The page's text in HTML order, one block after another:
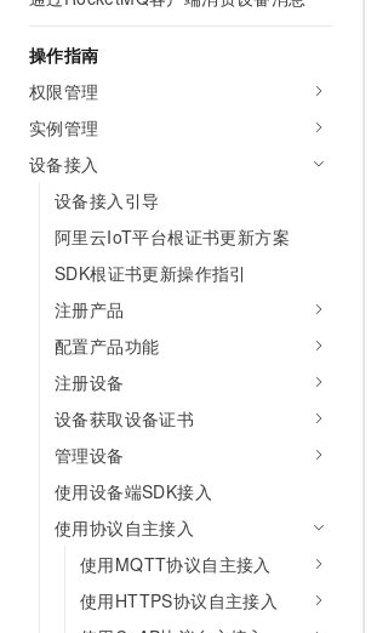
操作指南
权限管理
实例管理
设备接入
设备接入引导
阿里云IoT平台根证书更新方案
SDK根证书更新操作指引
注册产品
配置产品功能
注册设备
设备获取设备证书
管理设备
使用设备端SDK接入
使用协议自主接入
使用MQTT协议自主接入
使用HTTPS协议自主接入
数据库
大数据计算
媒体服务
企业服务与云通信
域名与网站
终端用户计算
Serverless
开发工具
迁移与运维管理
专有云
可观测
上云与迁云
企业出海
政企业务